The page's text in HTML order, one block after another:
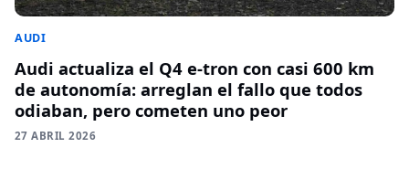
AUDI
Audi actualiza el Q4 e-tron con casi 600 km
de autonomía: arreglan el fallo que todos
odiaban, pero cometen uno peor
27 ABRIL 2026